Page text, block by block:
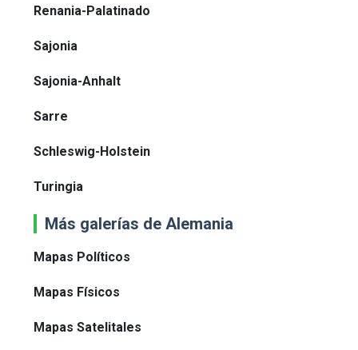
Renania-Palatinado
Sajonia
Sajonia-Anhalt
Sarre
Schleswig-Holstein
Turingia
Más galerías de Alemania
Mapas Políticos
Mapas Físicos
Mapas Satelitales